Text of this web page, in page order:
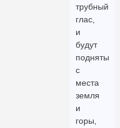
трубный
глас,
и
будут
подняты
с
места
земля
и
горы,